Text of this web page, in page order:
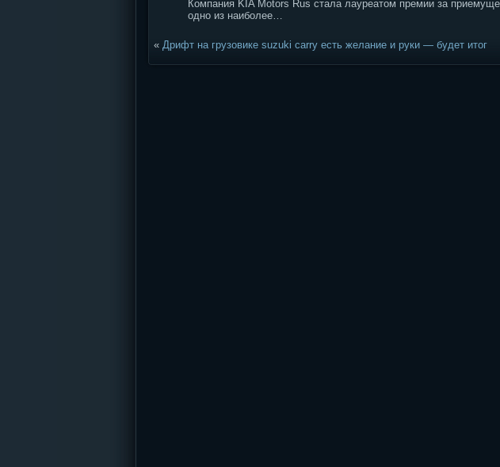
Компания KIA Motors Rus стала лауреатом премии за
одно из наиболее…
« Дрифт на грузовике suzuki carry есть желание и руки — будет итог